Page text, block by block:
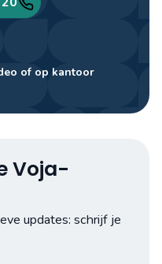
of op kantoor
Voja-
updates: schrijf je